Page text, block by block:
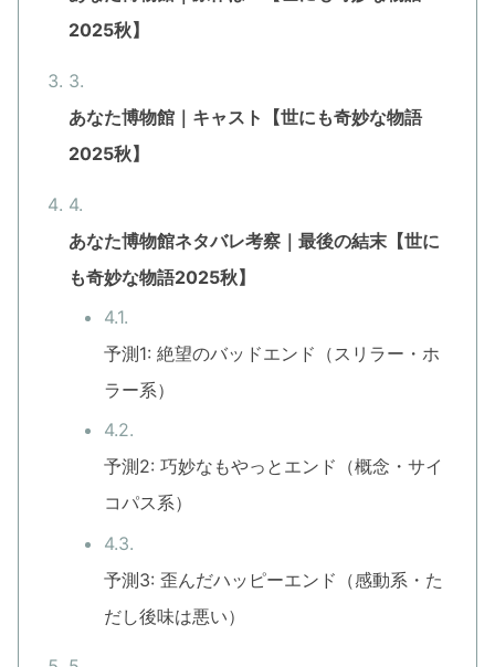
2025秋】
あなた博物館｜キャスト【世にも奇妙な物語
2025秋】
あなた博物館ネタバレ考察｜最後の結末【世に
も奇妙な物語2025秋】
予測1: 絶望のバッドエンド（スリラー・ホ
ラー系）
予測2: 巧妙なもやっとエンド（概念・サイ
コパス系）
予測3: 歪んだハッピーエンド（感動系・た
だし後味は悪い）